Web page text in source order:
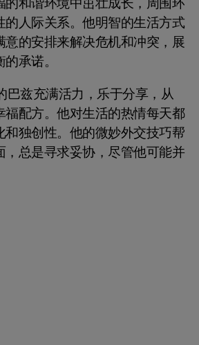
人际关系。他明智的生活方式
的安排来解决危机和冲突，展
承诺。
巴兹充满活力，乐于分享，从
配方。他对生活的热情每天都
独创性。他的微妙外交技巧帮
总是寻求妥协，尽管他可能并